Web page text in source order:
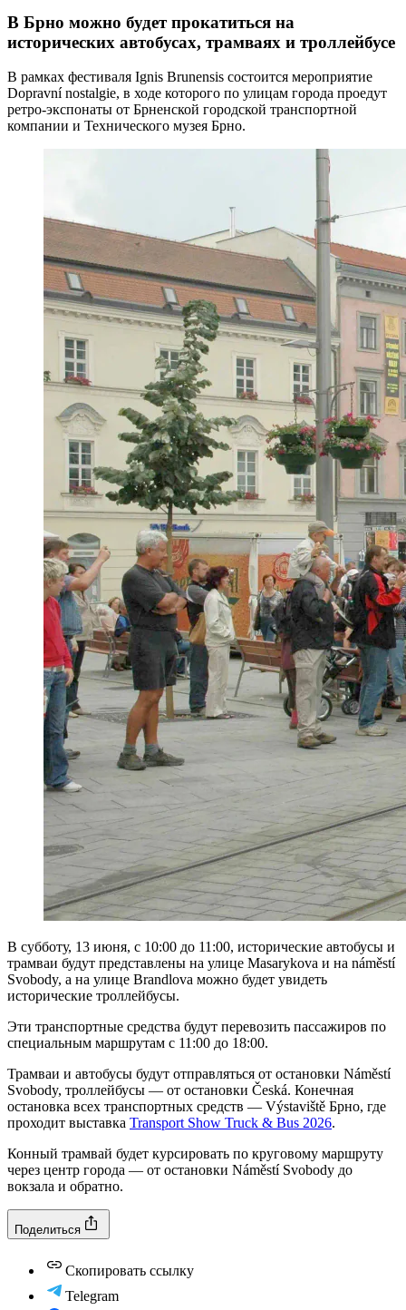
В Брно можно будет прокатиться на
исторических автобусах, трамваях и троллейбусе
В рамках фестиваля Ignis Brunensis состоится мероприятие
Dopravní nostalgie, в ходе которого по улицам города проедут
ретро-экспонаты от Брненской городской транспортной
компании и Технического музея Брно.
В субботу, 13 июня, с 10:00 до 11:00, исторические автобусы и
трамваи будут представлены на улице Masarykova и на náměstí
Svobody, а на улице Brandlova можно будет увидеть
исторические троллейбусы.
Эти транспортные средства будут перевозить пассажиров по
специальным маршрутам с 11:00 до 18:00.
Трамваи и автобусы будут отправляться от остановки Náměstí
Svobody, троллейбусы — от остановки Česká. Конечная
остановка всех транспортных средств — Výstaviště Брно, где
проходит выставка Transport Show Truck & Bus 2026.
Конный трамвай будет курсировать по круговому маршруту
через центр города — от остановки Náměstí Svobody до
вокзала и обратно.
Поделиться
Скопировать ссылку
Telegram